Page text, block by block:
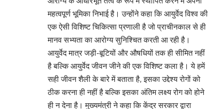
महत्वपूर्ण भूमिका निभाई है। उन्होंने कहा कि आयुर्वेद विश्व की
एक ऐसी विशिष्ट चिकित्सा प्रणाली है जो प्राचीनकाल से ही
मानव सभ्यता का आरोग्य सुनिश्चित करती आ रही है।
आयुर्वेद मात्र जड़ी-बूटियों और औषधियों तक ही सीमित नहीं
है बल्कि आयुर्वेद जीवन जीने की एक विशिष्ट कला है। ये हमें
सही जीवन शैली के बारे में बताता है, इसका उद्देश्य रोगों को
ठीक करना ही नहीं है बल्कि इसका अंतिम लक्ष्य रोग को होने
ही न देना है। मुख्यमंत्री ने कहा कि केंद्र सरकार द्वारा